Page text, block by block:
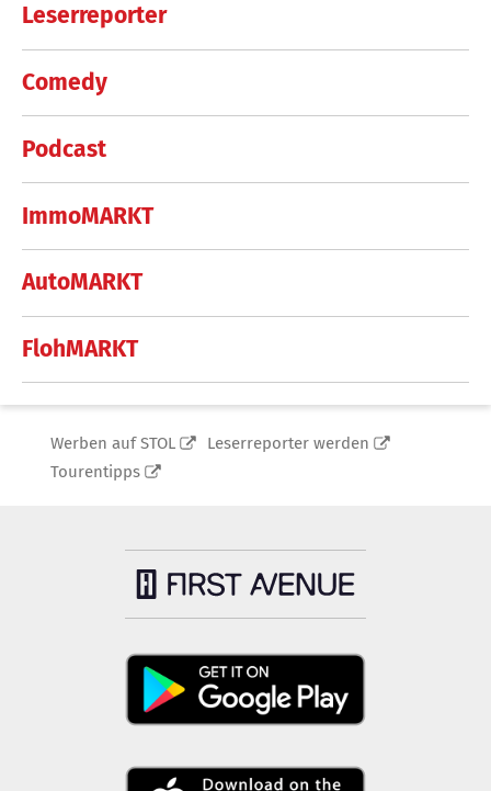
Leserreporter
Comedy
Podcast
ImmoMARKT
AutoMARKT
FlohMARKT
Werben auf STOL
Leserreporter werden
Tourentipps